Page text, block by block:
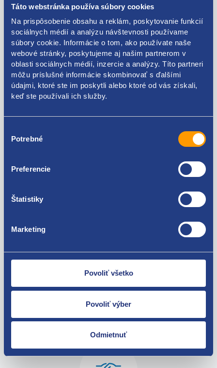
Táto webstránka používa súbory cookies
Na prispôsobenie obsahu a reklám, poskytovanie funkcií
sociálnych médií a analýzu návštevnosti používame
súbory cookie. Informácie o tom, ako používate naše
webové stránky, poskytujeme aj našim partnerom v
oblasti sociálnych médií, inzercie a analýzy. Títo partneri
môžu príslušné informácie skombinovať s ďalšími
údajmi, ktoré ste im poskytli alebo ktoré od vás získali,
keď ste používali ich služby.
súhlasu
Potrebné
Preferencie
Štatistiky
Marketing
Povoliť všetko
Povoliť výber
Odmietnuť
51732681
51739522
51732681 51739522
Fiat 500 1.4 16V MPI
Fiat Panda 2003- 1.3 MultiJet
Tovar môžete vrátiť do 60 dní od
zakúpenia. Alebo vám pošleme náhradu.